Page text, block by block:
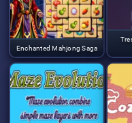
Enchanted Mahjong Saga